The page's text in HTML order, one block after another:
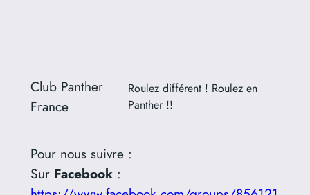
Club Panther
France
Roulez différent ! Roulez en
Panther !!
Pour nous suivre :
Sur Facebook :